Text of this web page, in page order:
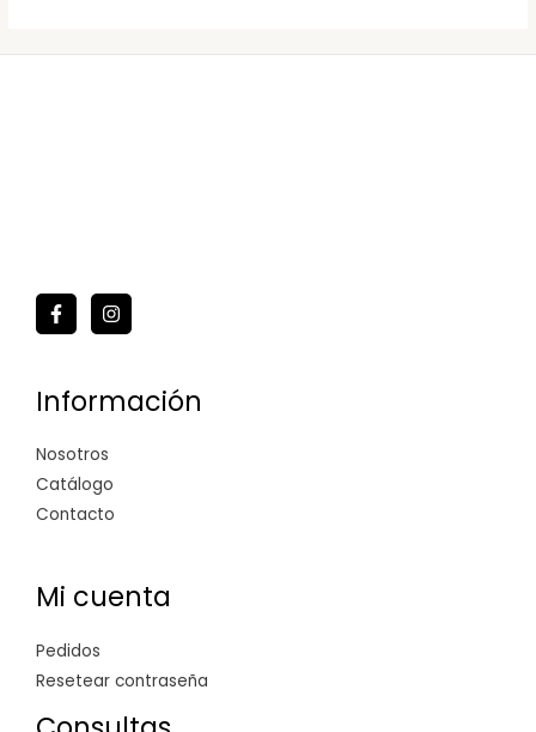
Información
Nosotros
Catálogo
Contacto
Mi cuenta
Pedidos
Resetear contraseña